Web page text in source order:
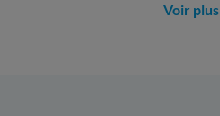
Voir plus